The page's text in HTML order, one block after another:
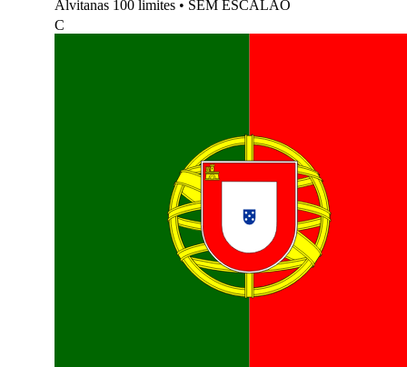
Alvitanas 100 limites • SEM ESCALÃO
C